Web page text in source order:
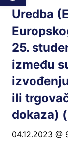
Uredba
25.
između
ili
dokaza)
04.12.2023 @